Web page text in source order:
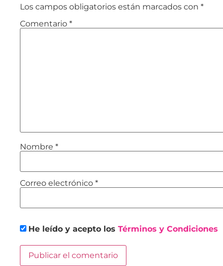
Los campos obligatorios están marcados con *
Comentario *
Nombre *
Correo electrónico *
He leído y acepto los Términos y Condiciones